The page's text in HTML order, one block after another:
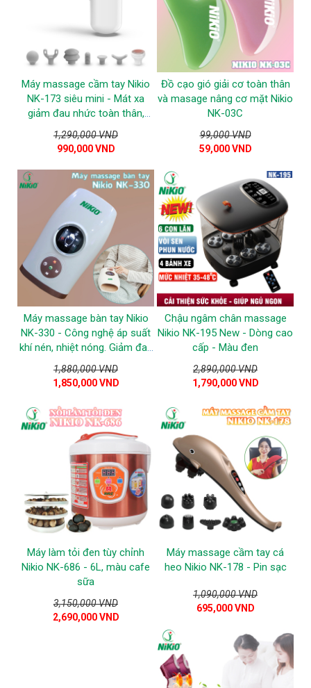
Máy massage cầm tay Nikio
NK-173 siêu mini - Mát xa
giảm đau nhức toàn thân,
màu trắng
1,290,000 VND
990,000 VND
Đồ cạo gió giải cơ toàn thân
và masage nâng cơ mặt Nikio
NK-03C
99,000 VND
59,000 VND
Máy massage bàn tay Nikio
NK-330 - Công nghệ áp suất
khí nén, nhiệt nóng. Giảm đau
nhức mỏi, tê tay
1,880,000 VND
1,850,000 VND
Chậu ngâm chân massage
Nikio NK-195 New - Dòng cao
cấp - Màu đen
2,890,000 VND
1,790,000 VND
Máy làm tỏi đen tùy chỉnh
Nikio NK-686 - 6L, màu cafe
sữa
3,150,000 VND
2,690,000 VND
Máy massage cầm tay cá
heo Nikio NK-178 - Pin sạc
1,090,000 VND
695,000 VND